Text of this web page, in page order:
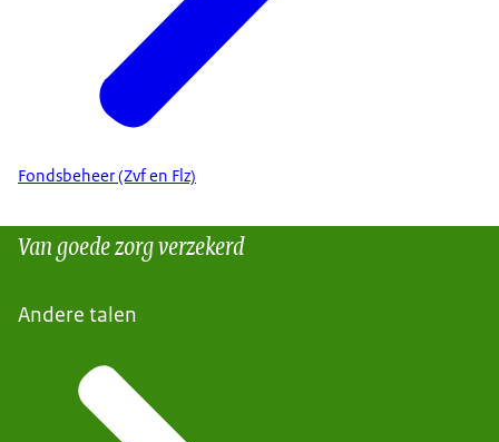
Fondsbeheer (Zvf en Flz)
Van goede zorg verzekerd
Andere talen